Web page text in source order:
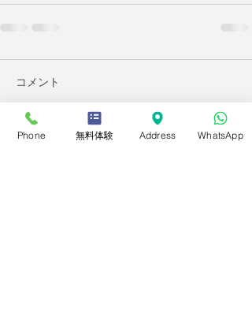
コメント
この投稿へのコメントは利用でき
Phone 無料体験 Address WhatsApp